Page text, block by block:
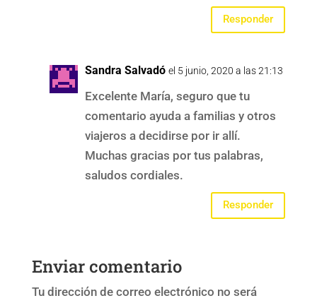
Responder
Sandra Salvadó el 5 junio, 2020 a las 21:13
Excelente María, seguro que tu
comentario ayuda a familias y otros
viajeros a decidirse por ir allí.
Muchas gracias por tus palabras,
saludos cordiales.
Responder
Enviar comentario
Tu dirección de correo electrónico no será